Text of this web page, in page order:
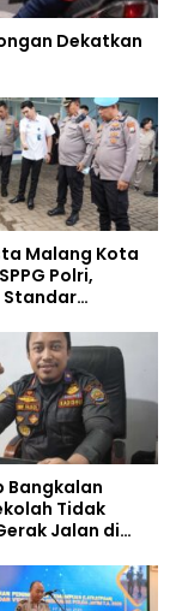
Dekatkan
Malang Kota
Polri,
Standar
Limbah
Optimal
Bangkalan
Tidak
Jalan di